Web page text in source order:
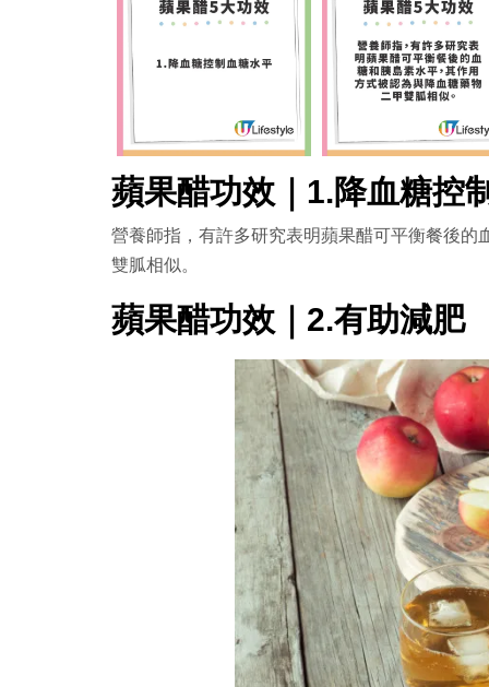
蘋果醋功效｜1.降血糖控
營養師指，有許多研究表明蘋果醋可平衡餐後
雙胍相似。
蘋果醋功效｜2.有助減肥